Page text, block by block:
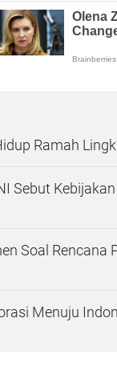
Ramah
Sebut
Soal Rencana
Menuju